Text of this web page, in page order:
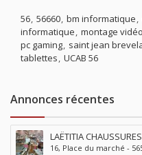
56 56660 bm informatique
informatique montage vidéo
pc gaming saint jean
tablettes UCAB 56
Annonces récentes
LAËTITIA
16, Place du marché -